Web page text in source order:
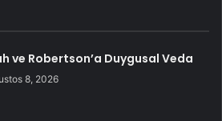
ve Robertson’a Duygusal Veda
8, 2026